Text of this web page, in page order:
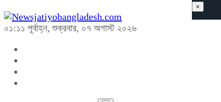
০১:১১ পূর্বাহ্ন, শুক্রবার, ০৭ অগাস্ট ২০২৬
×